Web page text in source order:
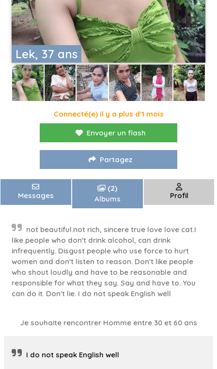
Lek, 37 ans
Connecté(e) il y a plus d'1 mois
Envoyer un flash
Partagez
Messages
(2)
Albums
Profil
not​ beautiful.not​ rich, sincere​ true​ love love​ cat.I
like people who don't drink alcohol, can drink
infrequently. Disgust people who use force to hurt
women and don't listen to reason. Don't like people
who shout loudly and have to be reasonable and
responsible for what they say. Say and have to. You
can do it. Don't lie. I do not speak English well
Je souhaite rencontrer Homme entre 30 et 60 ans
I do not speak English well